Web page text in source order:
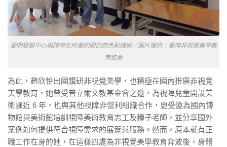
愛明發展中心視障學生所畫的圖仍然色彩繽紛／圖片提供：臺灣非視覺美學教
育協會
為此，趙欣怡出國鑽研非視覺美學，也積極在國內推廣非視覺
美學教育，她曾受普立爾文教基金會之邀，為視障兒童開設美
術課近 6 年，也與其他視障非營利組織合作，更受邀為國內博
物館與美術館培訓視障美術教育志工及種子老師，並分享國外
案例如何提供符合視障需求的展覽與服務。然而，原本就有正
職工作在身的她，在這樣四處為非視覺美學教育奔波後，身體